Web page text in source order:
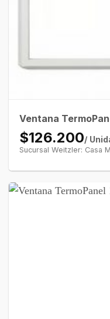
Ventana
$126.200/
Sucursal Weitzler: Casa